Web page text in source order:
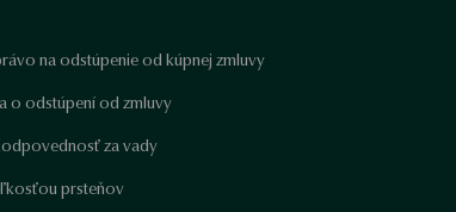
na odstúpenie od kúpnej zmluvy
o odstúpení od zmluvy
za vady
prsteňov